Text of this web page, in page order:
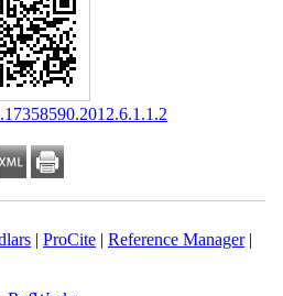
|ProCite|Reference Manager